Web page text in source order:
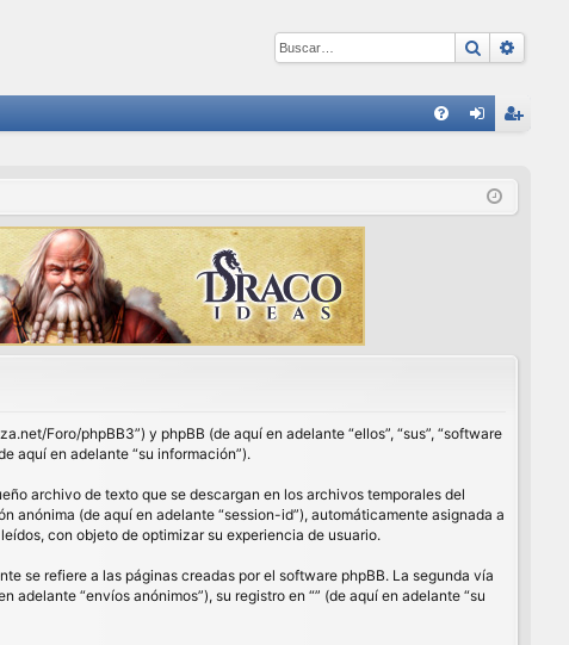
Buscar
ist
Foro/phpBB3”) y phpBB (de aquí en adelante “ellos”, “sus”, “software
aquí en adelante “su información”).
archivo de texto que se descargan en los archivos temporales del
anónima (de aquí en adelante “session-id”), automáticamente asignada a
con objeto de optimizar su experiencia de usuario.
se refiere a las páginas creadas por el software phpBB. La segunda vía
“envíos anónimos”), su registro en “” (de aquí en adelante “su